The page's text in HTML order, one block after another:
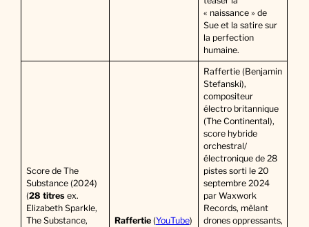
« naissance » de
Sue et la satire sur
la perfection
humaine.
Score de The
Substance (2024)
(28 titresex.
Elizabeth Sparkle,
The Substance,
Raffertie(YouTube)
Raffertie (Benjamin
Stefanski),
compositeur
électro britannique
(The Continental),
score hybride
orchestral/
électronique de 28
pistes sorti le 20
septembre 2024
par Waxwork
Records, mêlant
drones oppressants,